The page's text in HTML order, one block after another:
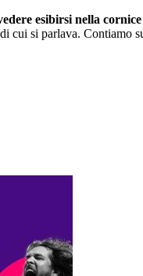
esibirsi nella
cui si parlava. Contiamo